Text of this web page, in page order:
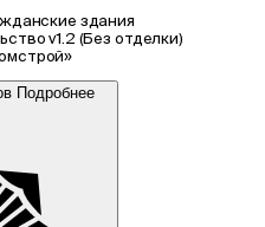
здания
v1.2 (Без отделки)
Подробнее